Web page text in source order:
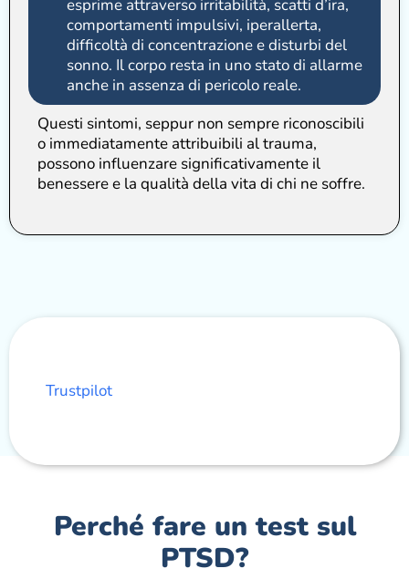
esprime attraverso irritabilità, scatti d’ira,
comportamenti impulsivi, iperallerta,
difficoltà di concentrazione e disturbi del
sonno. Il corpo resta in uno stato di allarme
anche in assenza di pericolo reale.
Questi sintomi, seppur non sempre riconoscibili
o immediatamente attribuibili al trauma,
possono influenzare significativamente il
benessere e la qualità della vita di chi ne soffre.
Trustpilot
Perché fare un test sul
PTSD?